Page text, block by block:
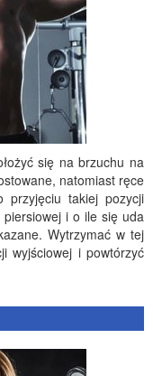
się na brzuchu na
natomiast ręce
przyjęciu takiej pozycji
piersiowej i o ile się uda
Wytrzymać w tej
wyjściowej i powtórzyć